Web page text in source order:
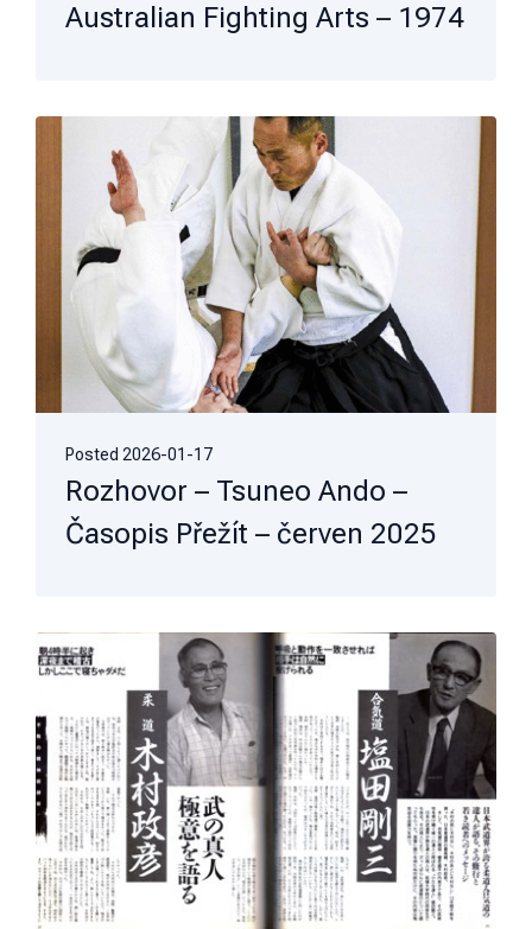
Australian Fighting Arts – 1974
Posted 2026-01-17
Rozhovor – Tsuneo Ando –
Časopis Přežít – červen 2025